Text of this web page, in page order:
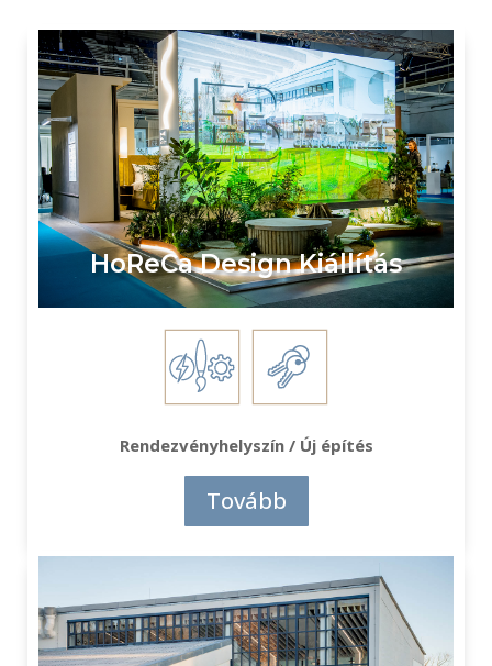
HoReCa Design Kiállítás
Rendezvényhelyszín / Új építés
Tovább